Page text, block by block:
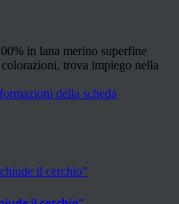
in lana merino superfine
trova impiego nella
della scheda